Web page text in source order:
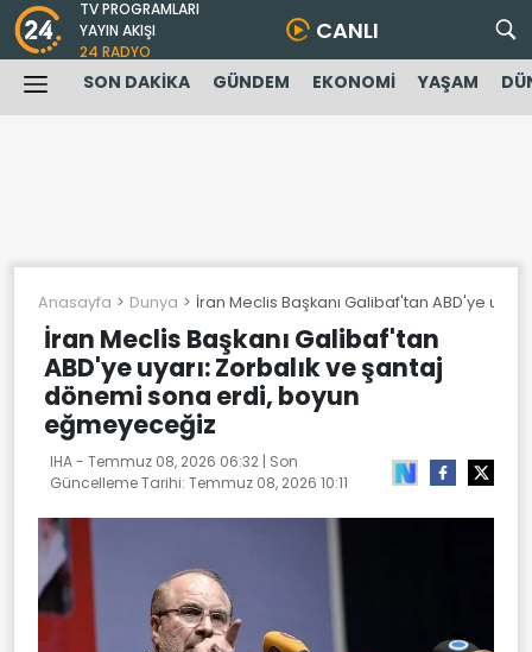
TV PROGRAMLARI
YAYIN AKIŞI
24 RADYO
CANLI
SON DAKİKA GÜNDEM EKONOMİ YAŞAM
Anasayfa Dunya İran Meclis Başkanı Galibaf'tan ABD'ye
İran Meclis Başkanı Galibaf'tan
ABD'ye uyarı: Zorbalık ve şantaj
dönemi sona erdi, boyun
eğmeyeceğiz
IHA - Temmuz 08, 2026 06:32 | Son
Güncelleme Tarihi: Temmuz 08, 2026 10:11